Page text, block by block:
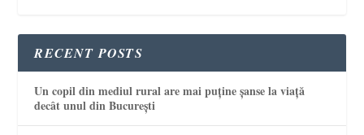
RECENT POSTS
Un copil din mediul rural are mai puține șanse la viață
decât unul din București